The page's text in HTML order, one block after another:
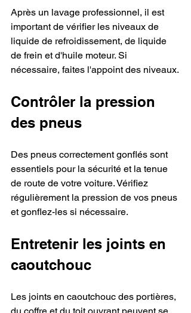
Après un lavage professionnel, il est
important de vérifier les niveaux de
liquide de refroidissement, de liquide
de frein et d'huile moteur. Si
nécessaire, faites l'appoint des niveaux.
Contrôler la pression
des pneus
Des pneus correctement gonflés sont
essentiels pour la sécurité et la tenue
de route de votre voiture. Vérifiez
régulièrement la pression de vos pneus
et gonflez-les si nécessaire.
Entretenir les joints en
caoutchouc
Les joints en caoutchouc des portières,